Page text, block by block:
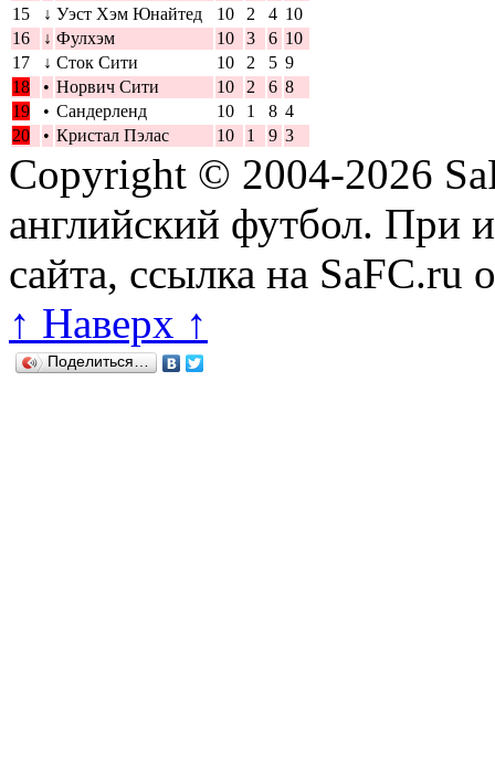
15
↓ Уэст Хэм Юнайтед 10 2 4 10
16
↓ Фулхэм 10 3 6 10
17
↓ Сток Сити 10 2 5 9
18
• Норвич Сити 10 2 6 8
19
• Сандерленд 10 1 8 4
20
• Кристал Пэлас 10 1 9 3
Copyright © 2004-2026
английский футбол. При
сайта, ссылка на SaFC.ru
↑ Наверх ↑
Поделиться…